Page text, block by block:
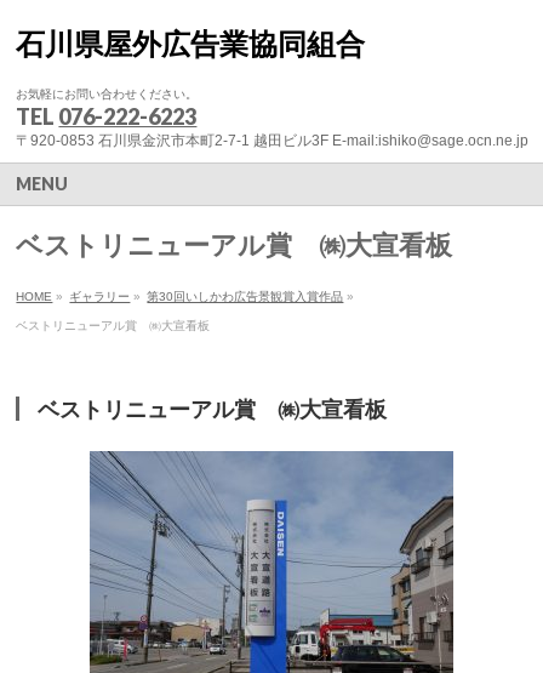
石川県屋外広告業協同組合
お気軽にお問い合わせください。
TEL 076-222-6223
〒920-0853 石川県金沢市本町2-7-1 越田ビル3F E-mail:ishiko@sage.ocn.ne.jp
MENU
ベストリニューアル賞 ㈱大宣看板
HOME » ギャラリー » 第30回いしかわ広告景観賞入賞作品 »
ベストリニューアル賞 ㈱大宣看板
ベストリニューアル賞 ㈱大宣看板